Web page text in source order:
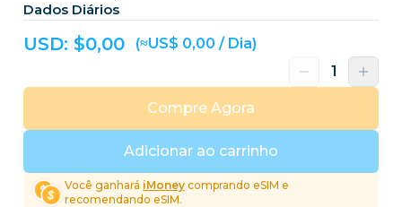
Dados Diários
USD: $0,00 (≈US$ 0,00 / Dia)
Adicionar ao carrinho
Compre Agora
Você ganhará iMoney comprando eSIM e
recomendando eSIM.